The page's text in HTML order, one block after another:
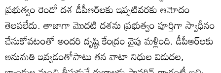
ప్రభుత్వం రెండో దశ డీపీఆర్‌లకు ఇప్పటివరకు ఆమోదం
తెలపలేదు. తాజాగా మొదటి దశను ప్రభుత్వం పూర్తిగా స్వాధీనం
చేసుకోవటంతో అందరి దృష్టి కేంద్రం వైపు మళ్లింది. డీపీఆర్‌లకు
అనుమతి ఇవ్వడంతోపాటు తన వాటా నిధుల విడుదల,